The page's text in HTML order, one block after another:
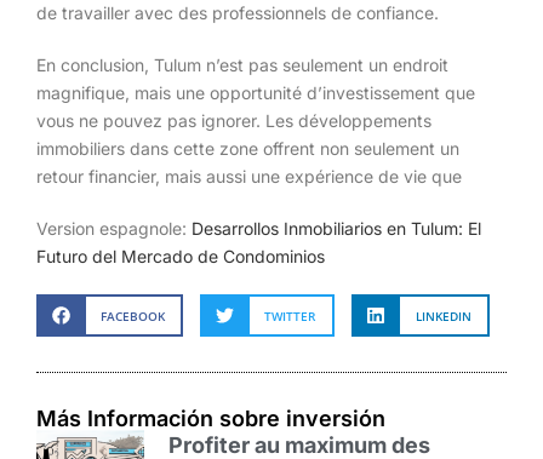
de travailler avec des professionnels de confiance.
En conclusion, Tulum n’est pas seulement un endroit
magnifique, mais une opportunité d’investissement que
vous ne pouvez pas ignorer. Les développements
immobiliers dans cette zone offrent non seulement un
retour financier, mais aussi une expérience de vie que
Version espagnole: Desarrollos Inmobiliarios en Tulum: El
Futuro del Mercado de Condominios
FACEBOOK TWITTER LINKEDIN
Más Información sobre inversión
Profiter au maximum des